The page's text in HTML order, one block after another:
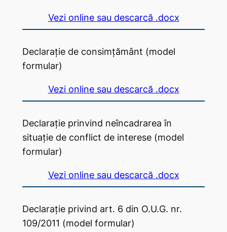
Vezi online sau descarcă .docx
Declarație de consimțământ (model
formular)
Vezi online sau descarcă .docx
Declarație prinvind neîncadrarea în
situație de conflict de interese (model
formular)
Vezi online sau descarcă .docx
Declarație privind art. 6 din O.U.G. nr.
109/2011 (model formular)